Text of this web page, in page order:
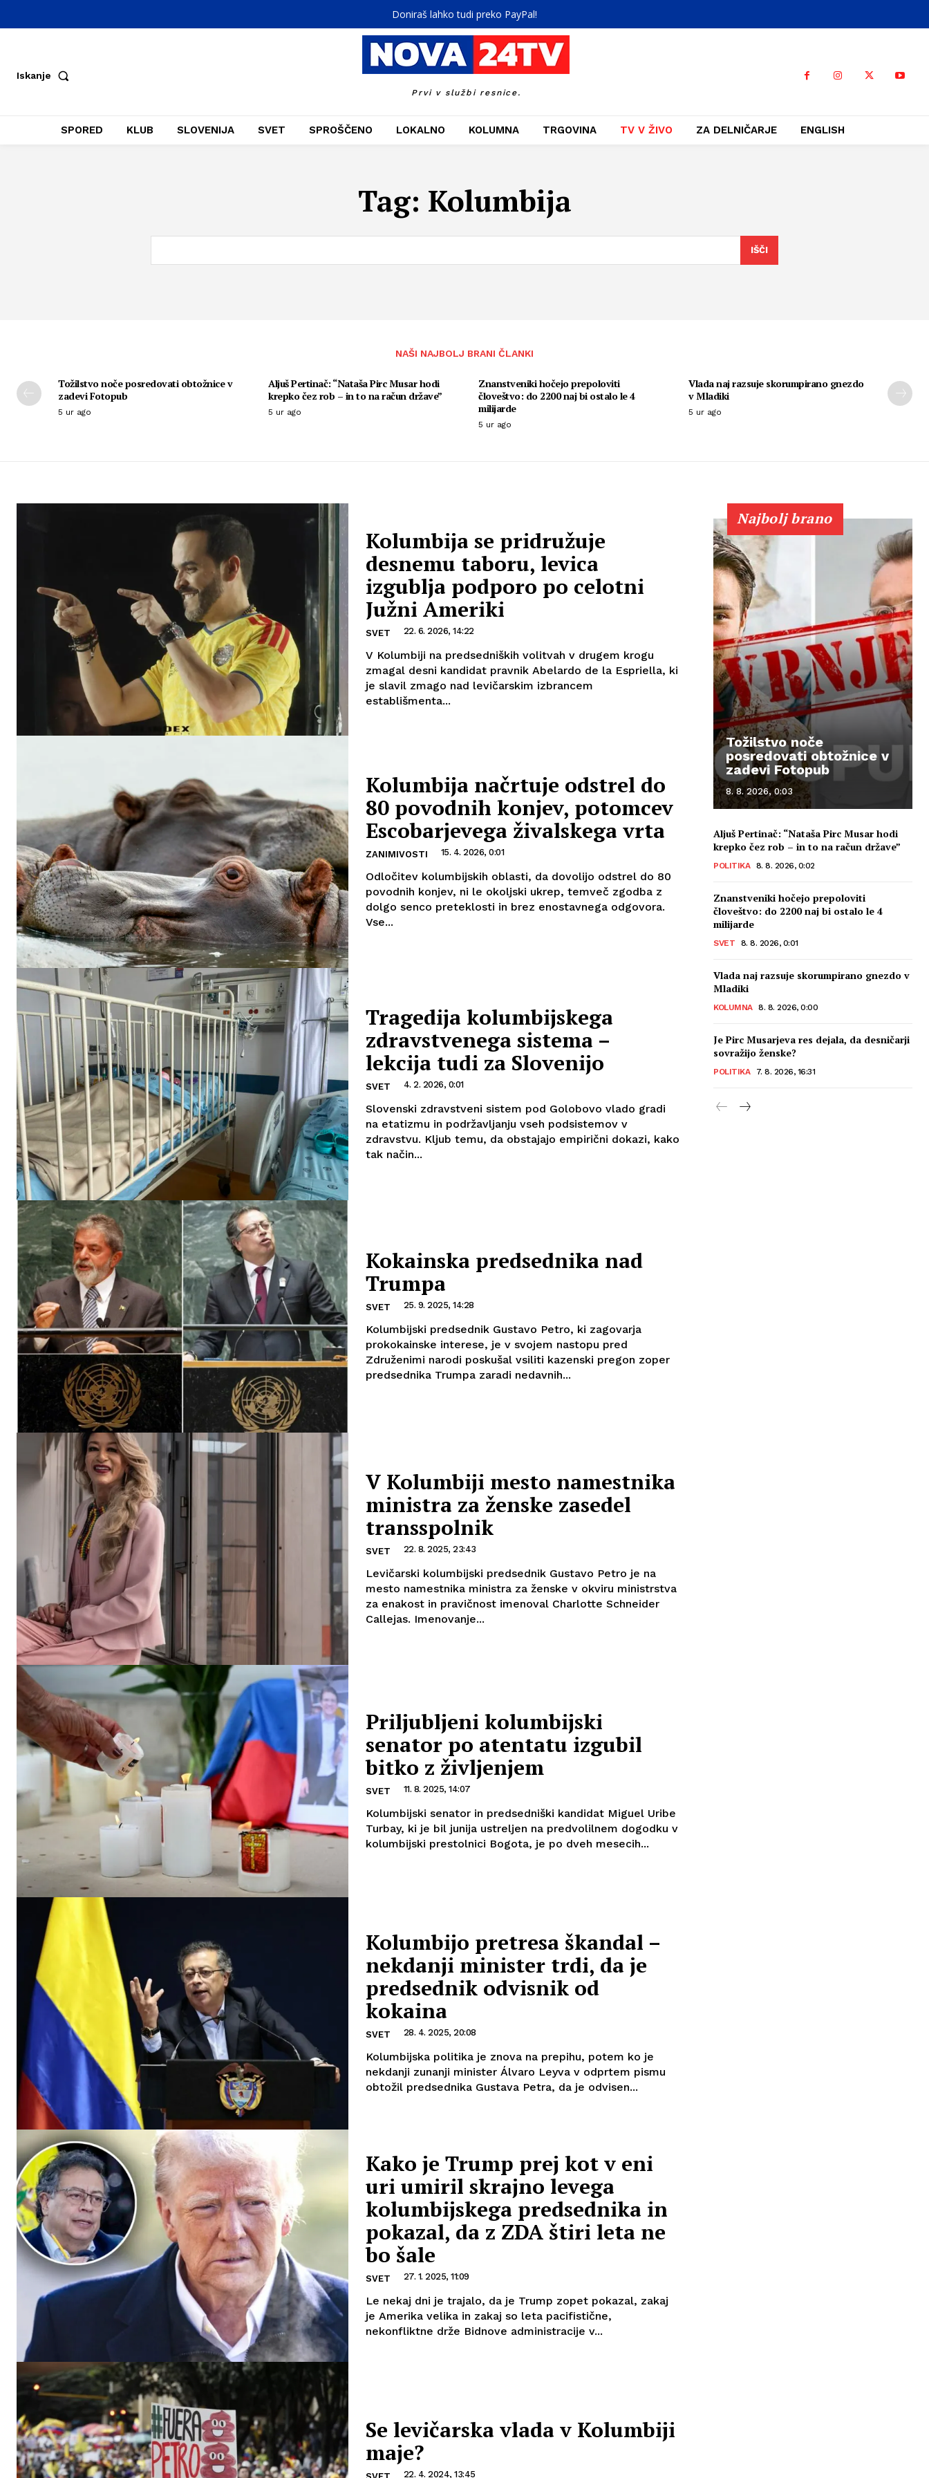
Doniraš lahko tudi preko PayPal!
Iskanje
Prvi v službi resnice.
SPORED KLUB SLOVENIJA SVET SPROŠČENO LOKALNO KOLUMNA TRGOVINA TV V ŽIVO ZA DELNIČARJE ENGLISH
Tag: Kolumbija
IŠČI
NAŠI NAJBOLJ BRANI ČLANKI
Tožilstvo noče posredovati obtožnice v
zadevi Fotopub
5 ur ago
Aljuš Pertinač: “Nataša Pirc Musar hodi
krepko čez rob – in to na račun države”
5 ur ago
Znanstveniki hočejo prepoloviti
človeštvo: do 2200 naj bi ostalo le 4
milijarde
5 ur ago
Vlada naj razsuje skorumpirano gnezdo
v Mladiki
5 ur ago
Kolumbija se pridružuje
desnemu taboru, levica
izgublja podporo po celotni
Južni Ameriki
SVET 22. 6. 2026, 14:22
V Kolumbiji na predsedniških volitvah v drugem krogu
zmagal desni kandidat pravnik Abelardo de la Espriella, ki
je slavil zmago nad levičarskim izbrancem
establišmenta...
Kolumbija načrtuje odstrel do
80 povodnih konjev, potomcev
Escobarjevega živalskega vrta
ZANIMIVOSTI 15. 4. 2026, 0:01
Odločitev kolumbijskih oblasti, da dovolijo odstrel do 80
povodnih konjev, ni le okoljski ukrep, temveč zgodba z
dolgo senco preteklosti in brez enostavnega odgovora.
Vse...
Tragedija kolumbijskega
zdravstvenega sistema –
lekcija tudi za Slovenijo
SVET 4. 2. 2026, 0:01
Slovenski zdravstveni sistem pod Golobovo vlado gradi
na etatizmu in podržavljanju vseh podsistemov v
zdravstvu. Kljub temu, da obstajajo empirični dokazi, kako
tak način...
Kokainska predsednika nad
Trumpa
SVET 25. 9. 2025, 14:28
Kolumbijski predsednik Gustavo Petro, ki zagovarja
prokokainske interese, je v svojem nastopu pred
Združenimi narodi poskušal vsiliti kazenski pregon zoper
predsednika Trumpa zaradi nedavnih...
V Kolumbiji mesto namestnika
ministra za ženske zasedel
transspolnik
SVET 22. 8. 2025, 23:43
Levičarski kolumbijski predsednik Gustavo Petro je na
mesto namestnika ministra za ženske v okviru ministrstva
za enakost in pravičnost imenoval Charlotte Schneider
Callejas. Imenovanje...
Priljubljeni kolumbijski
senator po atentatu izgubil
bitko z življenjem
SVET 11. 8. 2025, 14:07
Kolumbijski senator in predsedniški kandidat Miguel Uribe
Turbay, ki je bil junija ustreljen na predvolilnem dogodku v
kolumbijski prestolnici Bogota, je po dveh mesecih...
Kolumbijo pretresa škandal –
nekdanji minister trdi, da je
predsednik odvisnik od
kokaina
SVET 28. 4. 2025, 20:08
Kolumbijska politika je znova na prepihu, potem ko je
nekdanji zunanji minister Álvaro Leyva v odprtem pismu
obtožil predsednika Gustava Petra, da je odvisen...
Kako je Trump prej kot v eni
uri umiril skrajno levega
kolumbijskega predsednika in
pokazal, da z ZDA štiri leta ne
bo šale
SVET 27. 1. 2025, 11:09
Le nekaj dni je trajalo, da je Trump zopet pokazal, zakaj
je Amerika velika in zakaj so leta pacifistične,
nekonfliktne drže Bidnove administracije v...
Se levičarska vlada v Kolumbiji
maje?
22. 4. 2024, 13:45
Najbolj brano
Tožilstvo noče
posredovati obtožnice v
zadevi Fotopub
8. 8. 2026, 0:03
Aljuš Pertinač: “Nataša Pirc Musar hodi
krepko čez rob – in to na račun države”
POLITIKA 8. 8. 2026, 0:02
Znanstveniki hočejo prepoloviti
človeštvo: do 2200 naj bi ostalo le 4
milijarde
SVET 8. 8. 2026, 0:01
Vlada naj razsuje skorumpirano gnezdo v
Mladiki
KOLUMNA 8. 8. 2026, 0:00
Je Pirc Musarjeva res dejala, da desničarji
sovražijo ženske?
POLITIKA 7. 8. 2026, 16:31